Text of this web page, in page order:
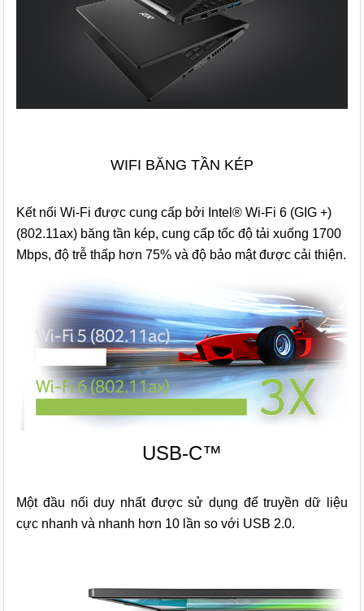
WIFI BĂNG TẦN KÉP
Kết nối Wi-Fi được cung cấp bởi Intel® Wi-Fi 6 (GIG +)
(802.11ax) băng tần kép, cung cấp tốc độ tải xuống 1700
Mbps, độ trễ thấp hơn 75% và độ bảo mật được cải thiện.
USB-C™
Một đầu nối duy nhất được sử dụng để truyền dữ liệu
cực nhanh và nhanh hơn 10 lần so với USB 2.0.